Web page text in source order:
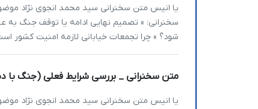
شود؟ » چرا تجمعات خیابانی لازمه امنیت کشور
متن سخنرانی _ بررسی شرایط فعلی (جنگ با دشمن آمریکایی و صهیونیستی)
یا انیس متن سخنرانی سید محمد انجوی نژاد